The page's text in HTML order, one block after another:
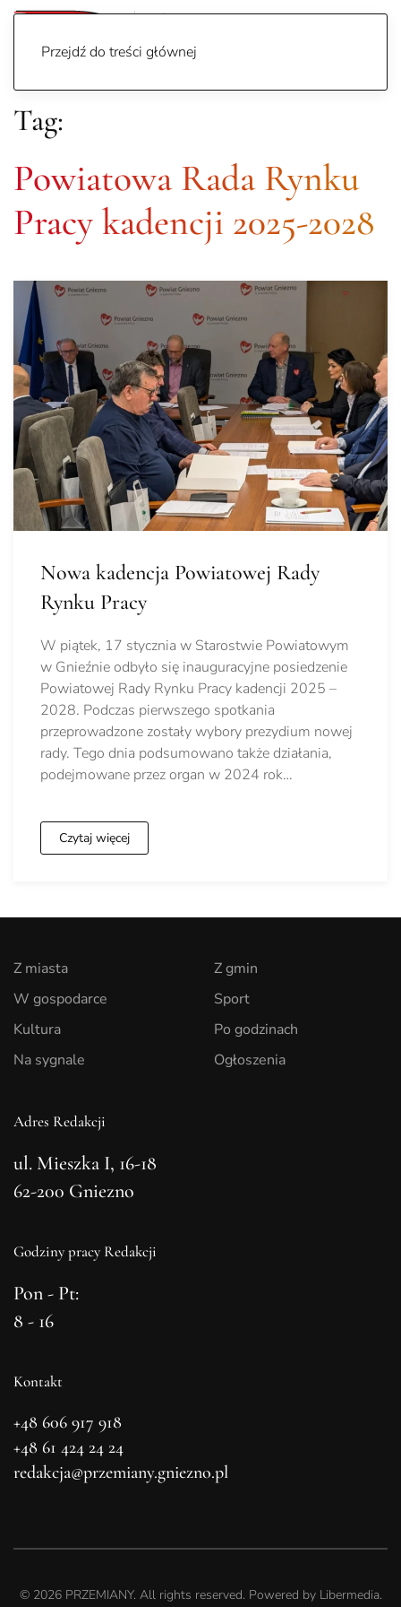
Przejdź do treści głównej
Tag:
Powiatowa Rada Rynku
Pracy kadencji 2025-2028
Nowa kadencja Powiatowej Rady
Rynku Pracy
W piątek, 17 stycznia w Starostwie Powiatowym
w Gnieźnie odbyło się inauguracyjne posiedzenie
Powiatowej Rady Rynku Pracy kadencji 2025 –
2028. Podczas pierwszego spotkania
przeprowadzone zostały wybory prezydium nowej
rady. Tego dnia podsumowano także działania,
podejmowane przez organ w 2024 rok…
Czytaj więcej
Z miasta
W gospodarce
Kultura
Na sygnale
Z gmin
Sport
Po godzinach
Ogłoszenia
Adres Redakcji
ul. Mieszka I, 16-18
62-200 Gniezno
Godziny pracy Redakcji
Pon - Pt:
8 - 16
Kontakt
+48 606 917 918
+48 61 424 24 24
redakcja@przemiany.gniezno.pl
© 2026PRZEMIANY. All rights reserved. Powered by Libermedia.